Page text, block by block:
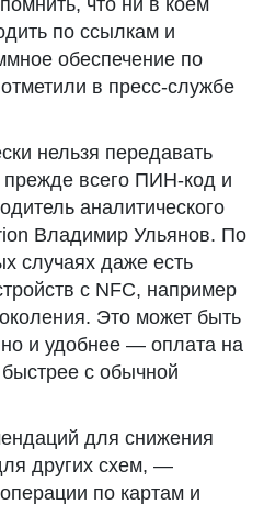
что ни в коем
по ссылкам и
обеспечение по
в пресс-службе
нельзя передавать
всего ПИН-код и
аналитического
Владимир Ульянов. По
случаях даже есть
с NFC, например
Это может быть
но и удобнее — оплата на
быстрее с обычной
для снижения
других схем, —
по картам и